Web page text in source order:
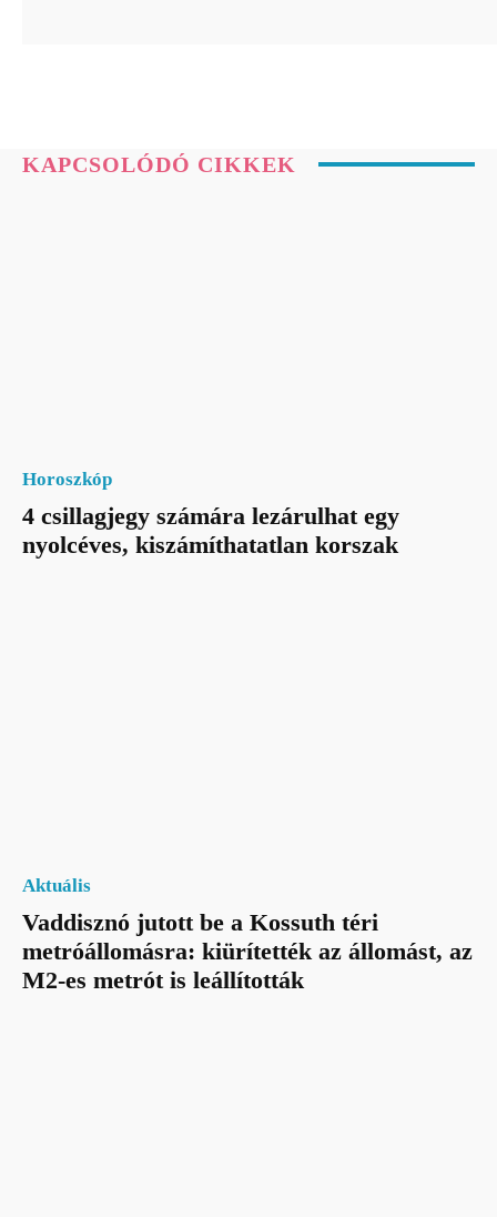
KAPCSOLÓDÓ CIKKEK
Horoszkóp
4 csillagjegy számára lezárulhat egy
nyolcéves, kiszámíthatatlan korszak
Aktuális
Vaddisznó jutott be a Kossuth téri
metróállomásra: kiürítették az állomást, az
M2-es metrót is leállították